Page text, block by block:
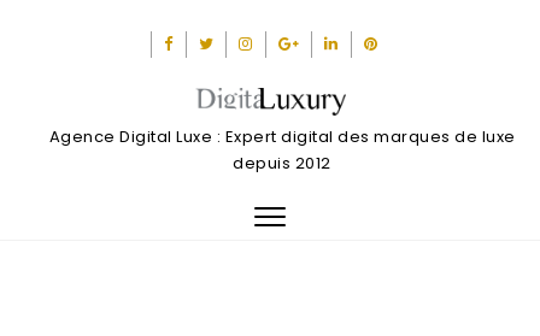
Agence Digital Luxe : Expert digital des marques de luxe
depuis 2012
Toggle